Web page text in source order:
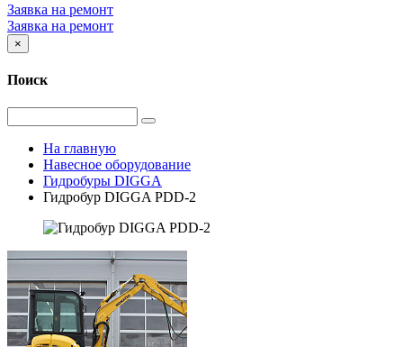
Заявка на ремонт
Заявка на ремонт
×
Поиск
На главную
Навесное оборудование
Гидробуры DIGGA
Гидробур DIGGA PDD-2